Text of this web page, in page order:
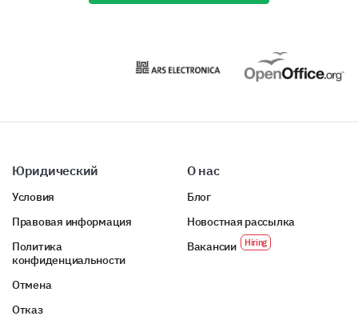
Юридический
Условия
Правовая информация
Политика
конфиденциальности
Отмена
Отказ
О нас
Блог
Новостная рассылка
Вакансии